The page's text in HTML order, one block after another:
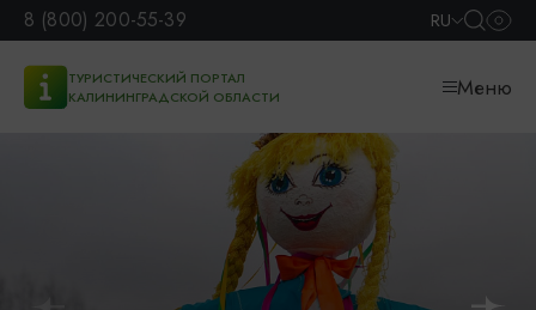
8 (800) 200-55-39 RU
ТУРИСТИЧЕСКИЙ ПОРТАЛ
КАЛИНИНГРАДСКОЙ ОБЛАСТИ
Меню